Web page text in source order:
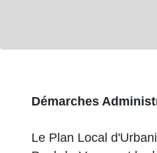
Démarches
Le Plan Local